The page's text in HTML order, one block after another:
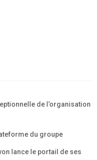
de l’organisation
du groupe
lance le portail de ses